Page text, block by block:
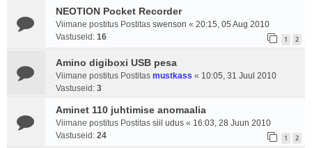
NEOTION Pocket Recorder
Viimane postitus Postitas swenson « 20:15, 05 Aug 2010
Vastuseid: 16 1 2
Amino digiboxi USB pesa
Viimane postitus Postitas mustkass « 10:05, 31 Juul 2010
Vastuseid: 3
Aminet 110 juhtimise anomaalia
Viimane postitus Postitas siil udus « 16:03, 28 Juun 2010
Vastuseid: 24 1 2